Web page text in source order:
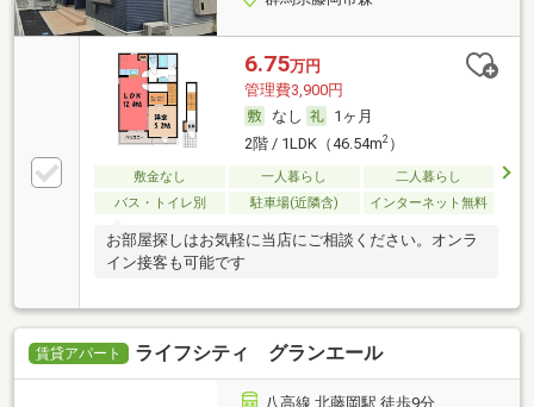
6.75万円
管理費3,900円
なし
1ヶ月
2階 / 1LDK（46.54m2）
敷金なし 一人暮らし
二人暮らし
バス・トイレ別
駐車場(近隣含) インターネット無料
お部屋探しはお気軽に当店にご相談ください。オンラ
イン接客も可能です
賃貸アパート ライフシティ グランエール
八高線 北藤岡駅 徒歩9分